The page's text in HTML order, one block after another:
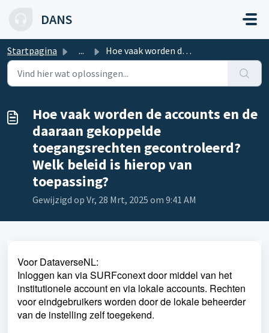
DANS
Startpagina ... Hoe vaak worden de accounts en de daaraan gekoppelde toeg...
Hoe vaak worden de accounts en de
daaraan gekoppelde
toegangsrechten gecontroleerd?
Welk beleid is hierop van
toepassing?
Gewijzigd op Vr, 28 Mrt, 2025 om 9:41 AM
Voor DataverseNL:
Inloggen kan via SURFconext door middel van het
institutionele account en via lokale accounts. Rechten
voor eindgebruikers worden door de lokale beheerder
van de instelling zelf toegekend.